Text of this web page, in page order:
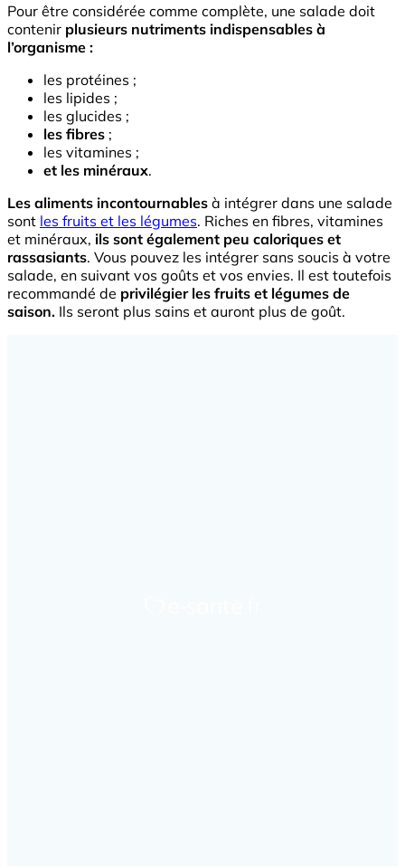
Pour être considérée comme complète, une salade doit
contenir plusieurs nutriments indispensables à
l’organisme :
les protéines ;
les lipides ;
les glucides ;
les fibres ;
les vitamines ;
et les minéraux.
Les aliments incontournables à intégrer dans une salade
sont les fruits et les légumes. Riches en fibres, vitamines
et minéraux, ils sont également peu caloriques et
rassasiants. Vous pouvez les intégrer sans soucis à votre
salade, en suivant vos goûts et vos envies. Il est toutefois
recommandé de privilégier les fruits et légumes de
saison. Ils seront plus sains et auront plus de goût.